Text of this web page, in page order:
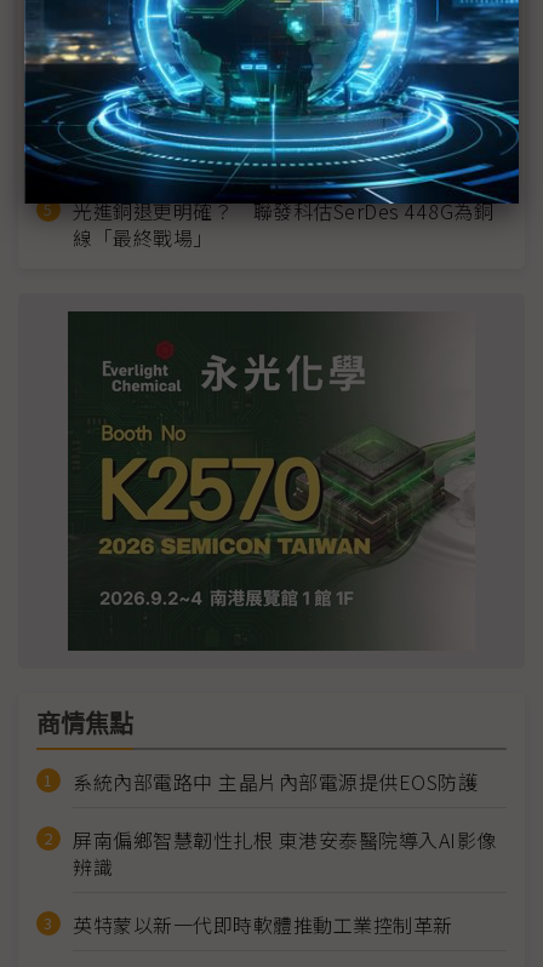
英特爾EMIB良率達標 聯發科第2代ASIC產品
2028準時量產
SpaceX晶片採購大轉向 Elon Musk捨超微全面
採用NVIDIA
光進銅退更明確？ 聯發科估SerDes 448G為銅
線「最終戰場」
商情焦點
系統內部電路中 主晶片內部電源提供EOS防護
屏南偏鄉智慧韌性扎根 東港安泰醫院導入AI影像
辨識
英特蒙以新一代即時軟體推動工業控制革新